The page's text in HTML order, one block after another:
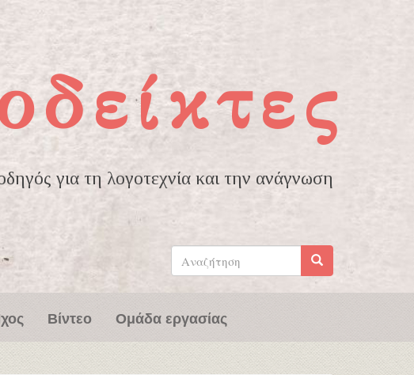
για τη λογοτεχνία και την ανάγνωση
Φόρμα
αναζήτησης
Αναζήτηση
Βίντεο Ομάδα εργασίας